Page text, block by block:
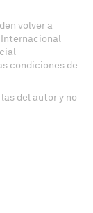
volver a
condiciones de
del autor y no